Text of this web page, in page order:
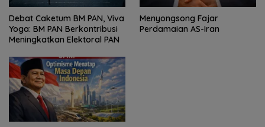
Debat Caketum BM PAN, Viva
Yoga: BM PAN Berkontribusi
Meningkatkan Elektoral PAN
Menyongsong Fajar
Perdamaian AS-Iran